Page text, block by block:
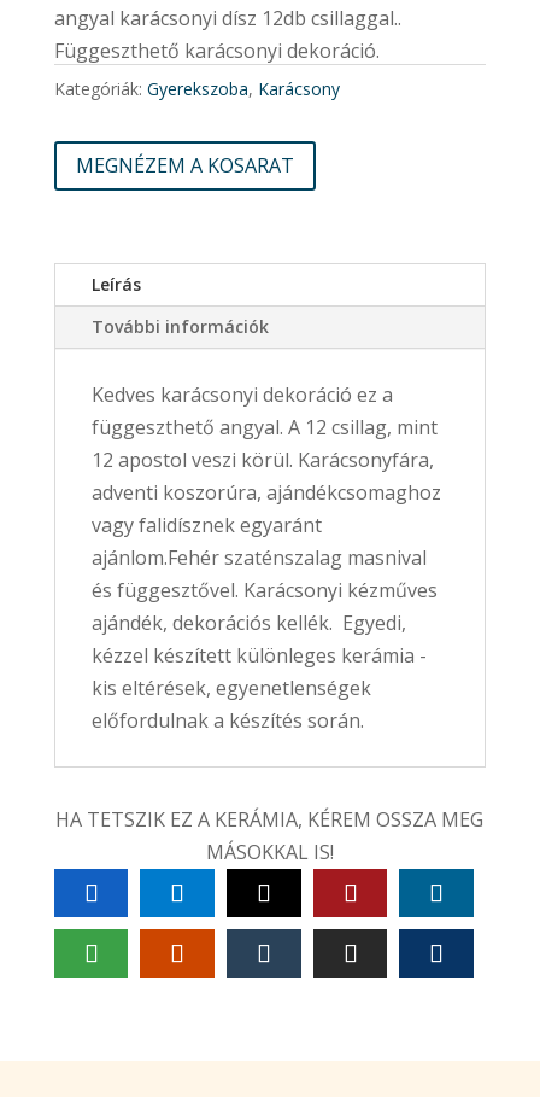
angyal karácsonyi dísz 12db csillaggal..
Függeszthető karácsonyi dekoráció.
Kategóriák: Gyerekszoba, Karácsony
MEGNÉZEM A KOSARAT
Leírás
További információk
Kedves karácsonyi dekoráció ez a
függeszthető angyal. A 12 csillag, mint
12 apostol veszi körül. Karácsonyfára,
adventi koszorúra, ajándékcsomaghoz
vagy falidísznek egyaránt
ajánlom.Fehér szaténszalag masnival
és függesztővel. Karácsonyi kézműves
ajándék, dekorációs kellék. Egyedi,
kézzel készített különleges kerámia -
kis eltérések, egyenetlenségek
előfordulnak a készítés során.
HA TETSZIK EZ A KERÁMIA, KÉREM OSSZA MEG
MÁSOKKAL IS!